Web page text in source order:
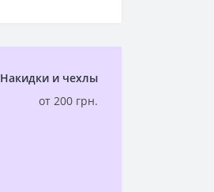
Накидки и чехлы
от 200 грн.